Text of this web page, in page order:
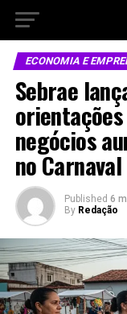
ECONOMIA E
Sebrae
negócios
no Carnaval
Published 6
By Redação